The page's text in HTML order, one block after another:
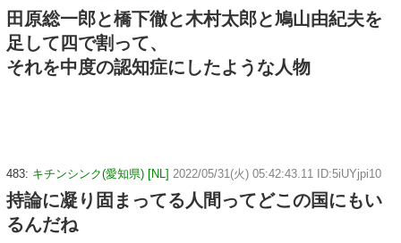
田原総一郎と橋下徹と木村太郎と鳩山由紀夫を
足して四で割って、
それを中度の認知症にしたような人物
483: キチンシンク(愛知県) [NL] 2022/05/31(火) 05:42:43.11 ID:5iUYjpi10
持論に凝り固まってる人間ってどこの国にもい
るんだね